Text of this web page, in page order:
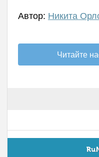
Автор: Никита
Читайте